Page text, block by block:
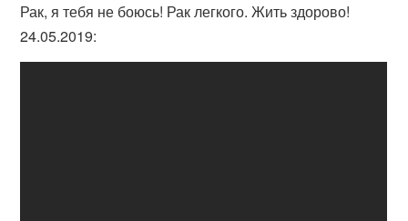
Рак, я тебя не боюсь! Рак легкого. Жить здорово!
24.05.2019: